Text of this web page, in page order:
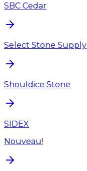
SBC Cedar
Select Stone Supply
Shouldice Stone
SIDEX
Nouveau!